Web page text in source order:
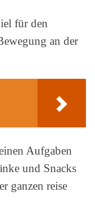
für den
an der
Aufgaben
und Snacks
ganzen reise